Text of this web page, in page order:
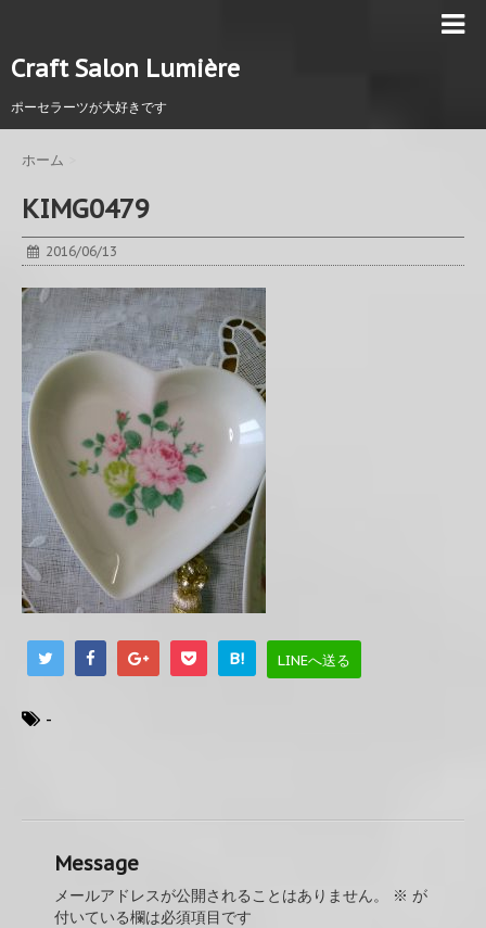
Craft Salon Lumière
ポーセラーツが大好きです
ホーム
KIMG0479
2016/06/13
B! LINEへ送る
-
Message
メールアドレスが公開されることはありません。 ※ が
付いている欄は必須項目です